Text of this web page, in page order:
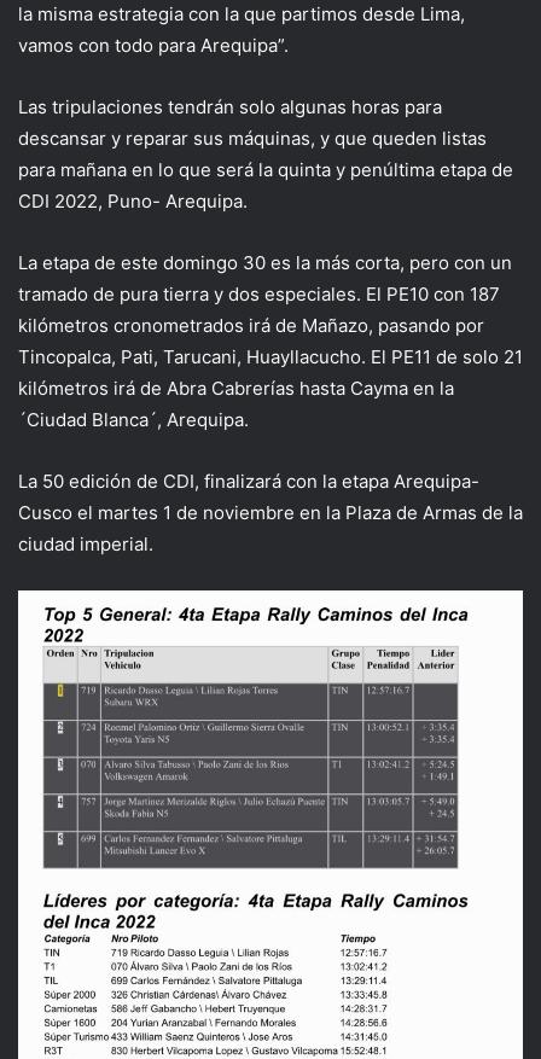
la misma estrategia con la que partimos desde Lima,
vamos con todo para Arequipa”.
Las tripulaciones tendrán solo algunas horas para
descansar y reparar sus máquinas, y que queden listas
para mañana en lo que será la quinta y penúltima etapa de
CDI 2022, Puno- Arequipa.
La etapa de este domingo 30 es la más corta, pero con un
tramado de pura tierra y dos especiales. El PE10 con 187
kilómetros cronometrados irá de Mañazo, pasando por
Tincopalca, Pati, Tarucani, Huayllacucho. El PE11 de solo 21
kilómetros irá de Abra Cabrerías hasta Cayma en la
´Ciudad Blanca´, Arequipa.
La 50 edición de CDI, finalizará con la etapa Arequipa-
Cusco el martes 1 de noviembre en la Plaza de Armas de la
ciudad imperial.